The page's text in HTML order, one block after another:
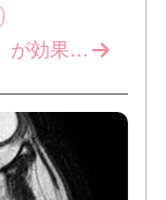
喉のムセ込みに「あいうべ体操」が効果的！